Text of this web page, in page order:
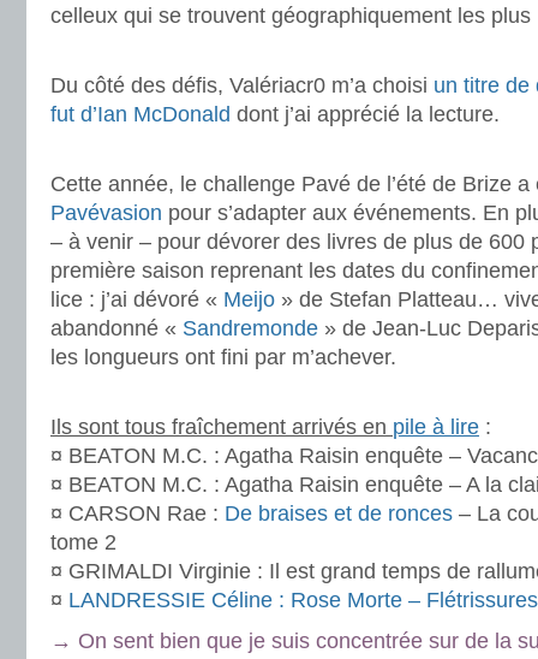
celleux qui se trouvent géographiquement les plus
Du côté des défis, Valériacr0 m’a choisi un titre de
fut d’Ian McDonald dont j’ai apprécié la lecture.
Cette année, le challenge Pavé de l’été de Brize
Pavévasion pour s’adapter aux événements. En
– à venir – pour dévorer des livres de plus de 600
première saison reprenant les dates du
lice : j’ai dévoré « Meijo » de Stefan Platteau…
abandonné « Sandremonde » de Jean-Luc
les longueurs ont fini par m’achever.
Ils sont tous fraîchement arrivés en pile à lire :
¤ BEATON M.C. : Agatha Raisin enquête –
¤ BEATON M.C. : Agatha Raisin enquête – A la
¤ CARSON Rae : De braises et de ronces – La
tome 2
¤ GRIMALDI Virginie : Il est grand temps de
¤ LANDRESSIE Céline : Rose Morte –
→ On sent bien que je suis concentrée sur de la